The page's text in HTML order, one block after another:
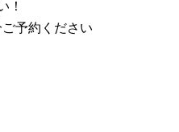
！
予約ください